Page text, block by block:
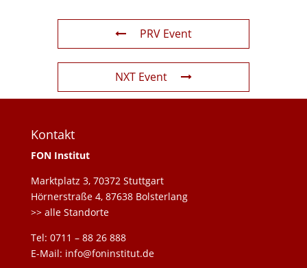
PRV Event
NXT Event
Kontakt
FON Institut
Marktplatz 3, 70372 Stuttgart
Hörnerstraße 4, 87638 Bolsterlang
>> alle Standorte
Tel: 0711 – 88 26 888
E-Mail: info@foninstitut.de